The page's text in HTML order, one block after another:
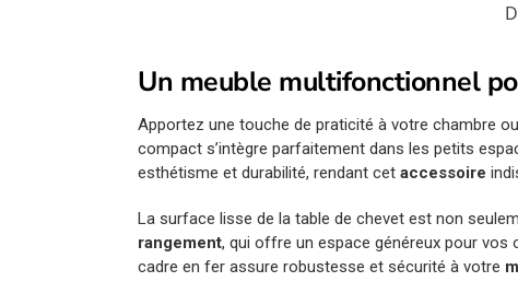
Un meuble multifonctionnel
Apportez une touche de praticité à votre chambre
compact s’intègre parfaitement dans les petits
esthétisme et durabilité, rendant cetaccessoire
La surface lisse de la table de chevet est non
rangement, qui offre un espace généreux pour vos
cadre en fer assure robustesse et sécurité à votre